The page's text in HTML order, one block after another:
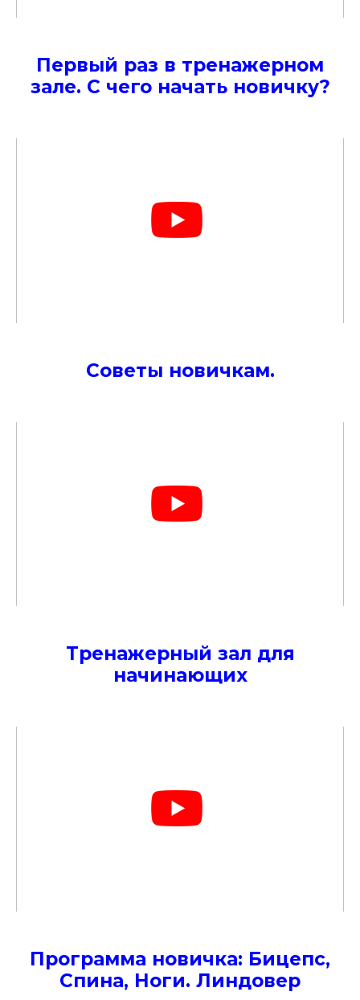
Первый раз в тренажерном
зале. С чего начать новичку?
Советы новичкам.
Тренажерный зал для
начинающих
Программа новичка: Бицепс,
Спина, Ноги. Линдовер